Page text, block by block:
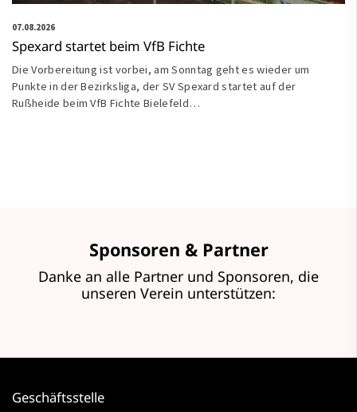
07.08.2026
Spexard startet beim VfB Fichte
Die Vorbereitung ist vorbei, am Sonntag geht es wieder um
Punkte in der Bezirksliga, der SV Spexard startet auf der
Rußheide beim VfB Fichte Bielefeld…
Sponsoren & Partner
Danke an alle Partner und Sponsoren, die
unseren Verein unterstützen:
Geschäftsstelle